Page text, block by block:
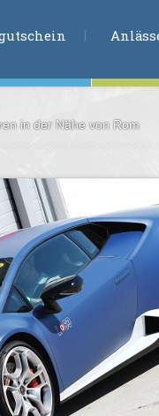
in der Nähe von Rom